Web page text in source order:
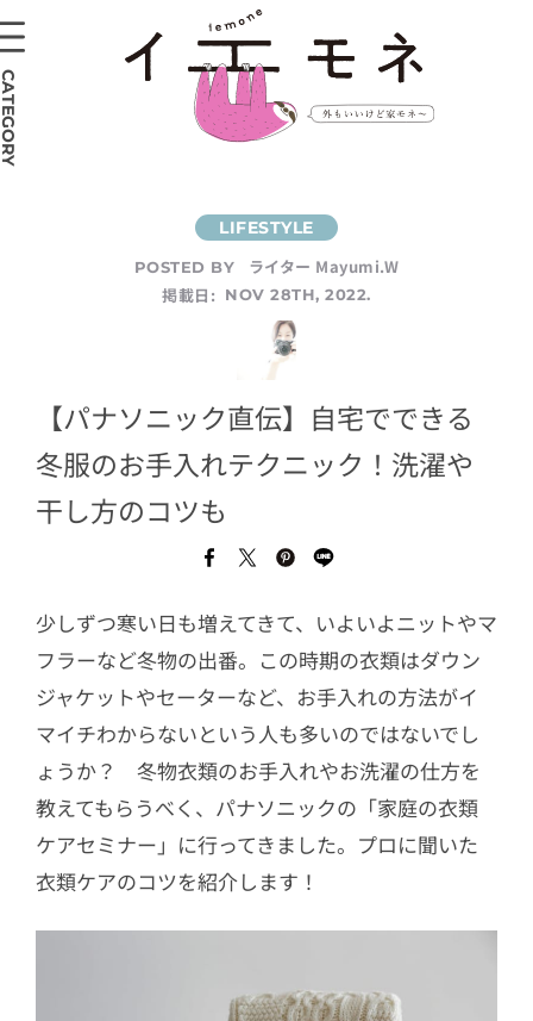
POSTED BY
ライター Mayumi.W
掲載日:
NOV 28TH, 2022.
【パナソニック直伝】自宅でできる
冬服のお手入れテクニック！洗濯や
干し方のコツも
少しずつ寒い日も増えてきて、いよいよニットやマ
フラーなど冬物の出番。この時期の衣類はダウン
ジャケットやセーターなど、お手入れの方法がイ
マイチわからないという人も多いのではないでし
ょうか？ 冬物衣類のお手入れやお洗濯の仕方を
教えてもらうべく、パナソニックの「家庭の衣類
ケアセミナー」に行ってきました。プロに聞いた
衣類ケアのコツを紹介します！